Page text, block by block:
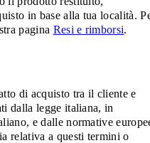
in base alla tua località.
pagina Resi e rimborsi.
di acquisto tra il cliente e
dalla legge italiana, in
e dalle normative
relativa a questi termini o